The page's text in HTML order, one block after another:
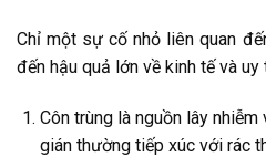
Chỉ một sự cố nhỏ liên quan
đến hậu quả lớn về kinh tế và uy
Côn trùng là nguồn lây
gián thường tiếp xúc với rác